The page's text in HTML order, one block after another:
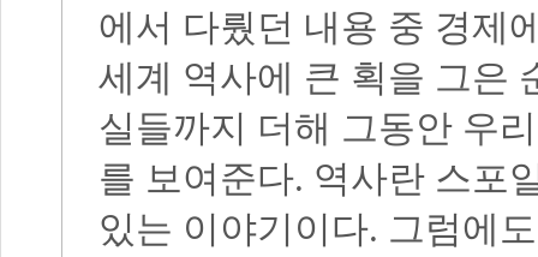
에서 다뤘던 내용 중 경제
세계 역사에 큰 획을 그은
실들까지 더해 그동안 우
를 보여준다. 역사란 스포
있는 이야기이다. 그럼에